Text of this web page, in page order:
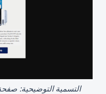
التسمية التوضيحية: